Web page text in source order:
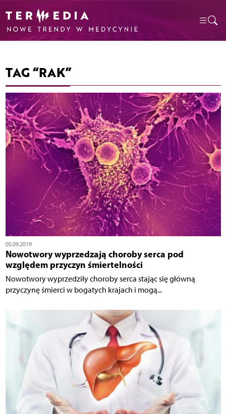
TAG “RAK”
05.09.2019
Nowotwory wyprzedzają choroby serca pod
względem przyczyn śmiertelności
Nowotwory wyprzedziły choroby serca stając się główną
przyczynę śmierci w bogatych krajach i mogą...